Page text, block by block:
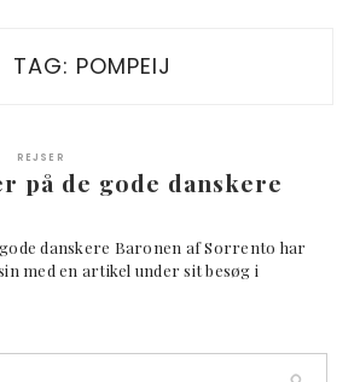
TAG: POMPEIJ
REJSER
på de gode danskere
danskere Baronen af Sorrento har
med en artikel under sit besøg i